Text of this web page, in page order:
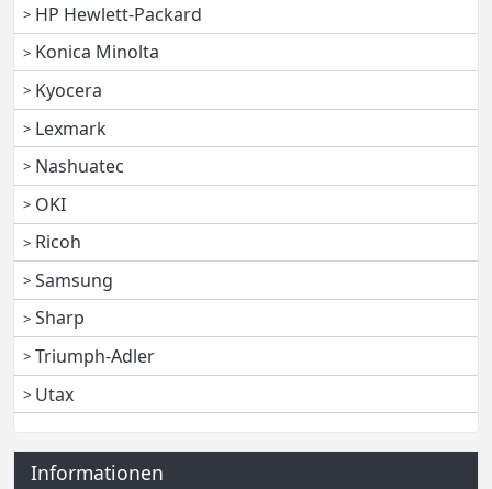
HP Hewlett-Packard
Konica Minolta
Kyocera
Lexmark
Nashuatec
OKI
Ricoh
Samsung
Sharp
Triumph-Adler
Utax
Informationen